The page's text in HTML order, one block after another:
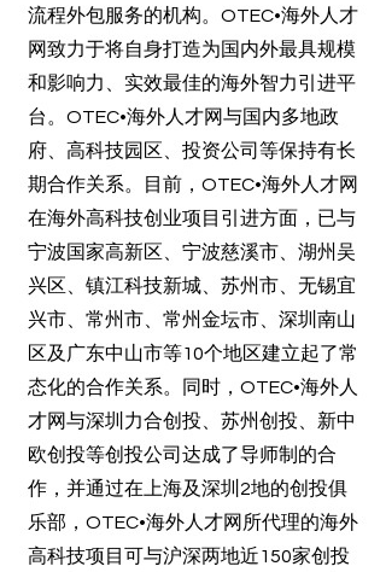
流程外包服务的机构。OTEC•海外人才
网致力于将自身打造为国内外最具规模
和影响力、实效最佳的海外智力引进平
台。OTEC•海外人才网与国内多地政
府、高科技园区、投资公司等保持有长
期合作关系。目前，OTEC•海外人才网
在海外高科技创业项目引进方面，已与
宁波国家高新区、宁波慈溪市、湖州吴
兴区、镇江科技新城、苏州市、无锡宜
兴市、常州市、常州金坛市、深圳南山
区及广东中山市等10个地区建立起了常
态化的合作关系。同时，OTEC•海外人
才网与深圳力合创投、苏州创投、新中
欧创投等创投公司达成了导师制的合
作，并通过在上海及深圳2地的创投俱
乐部，OTEC•海外人才网所代理的海外
高科技项目可与沪深两地近150家创投